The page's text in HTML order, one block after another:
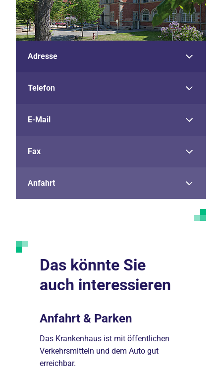
Adresse
Telefon
E-Mail
Fax
Anfahrt
Das könnte Sie
auch interessieren
Anfahrt & Parken
Das Krankenhaus ist mit öffentlichen
Verkehrsmitteln und dem Auto gut
erreichbar.